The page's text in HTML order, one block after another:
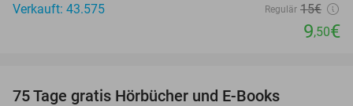
Verkauft: 43.575
Regulär 15€
9,50€
75 Tage gratis Hörbücher und E-Books